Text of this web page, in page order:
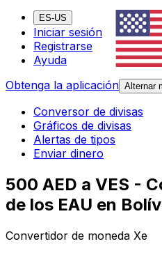
ES-US
Iniciar sesión
Registrarse
Ayuda
Obtenga la aplicación Alternar
Conversor de divisas
Gráficos de divisas
Alertas de tipos
Enviar dinero
500 AED a VES -
de los EAU en
Convertidor de moneda Xe